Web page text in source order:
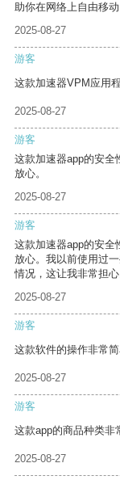
助你在网络上自由移动
2025-08-27
游客
这款加速器VPM应用
2025-08-27
游客
这款加速器app的安全
放心。
2025-08-27
游客
这款加速器app的安全
放心。我以前使用过
情况，这让我非常担心
2025-08-27
游客
这款软件的操作非常
2025-08-27
游客
这款app的商品种类非
2025-08-27